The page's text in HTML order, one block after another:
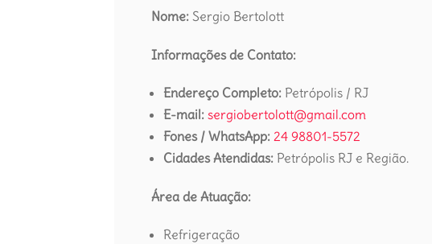
Nome: Sergio Bertolott
Informações de Contato:
Endereço Completo: Petrópolis / RJ
E-mail: sergiobertolott@gmail.com
Fones / WhatsApp: 24 98801-5572
Cidades Atendidas: Petrópolis RJ e Região.
Área de Atuação:
Refrigeração